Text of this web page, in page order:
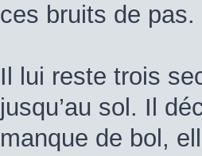
ces bruits de pas.
Il lui reste trois
jusqu’au sol. Il
manque de bol,